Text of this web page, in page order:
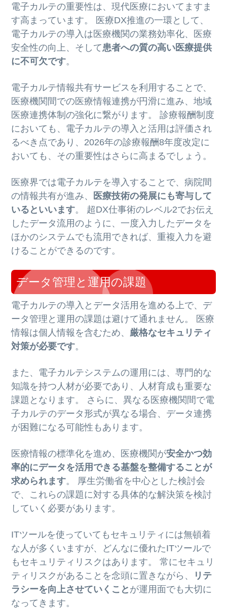
電子カルテの重要性は、現代医療においてますま
す高まっています。 医療DX推進の一環として、
電子カルテの導入は医療機関の業務効率化、医療
安全性の向上、そして患者への質の高い医療提供
に不可欠です。
電子カルテ情報共有サービスを利用することで、
医療機関間での医療情報連携が円滑に進み、地域
医療連携体制の強化に繋がります。 診療報酬制度
においても、電子カルテの導入と活用は評価され
るべき点であり、2026年の診療報酬8年度改定に
おいても、その重要性はさらに高まるでしょう。
医療界では電子カルテを導入することで、病院間
の情報共有が進み、
医療技術の発展にも寄与して
いるといいます。 超DX仕事術のレベル2でお伝え
したデータ流用のように、一度入力したデータを
ほかのシステムでも流用できれば、重複入力を避
けることができるのです。
データ管理と運用の課題
電子カルテの導入とデータ活用を進める上で、デ
ータ管理と運用の課題は避けて通れません。 医療
情報は個人情報を含むため、 厳格なセキュリティ
対策が必要です。
また、電子カルテシステムの運用には、専門的な
知識を持つ人材が必要であり、人材育成も重要な
課題となります。 さらに、異なる医療機関間で電
子カルテのデータ形式が異なる場合、データ連携
が困難になる可能性もあります。
医療情報の標準化を進め、医療機関が安全かつ効
率的にデータを活用できる基盤を整備することが
求められます。 厚生労働省を中心とした検討会
で、これらの課題に対する具体的な解決策を検討
していく必要があります。
ITツールを使っていてもセキュリティには無頓着
な人が多くいますが、どんなに優れたITツールで
もセキュリティリスクはあります。 常にセキュリ
ティリスクがあることを念頭に置きながら、
リテ
ラシーを向上させていくこと が運用面でも大切に
なってきます。